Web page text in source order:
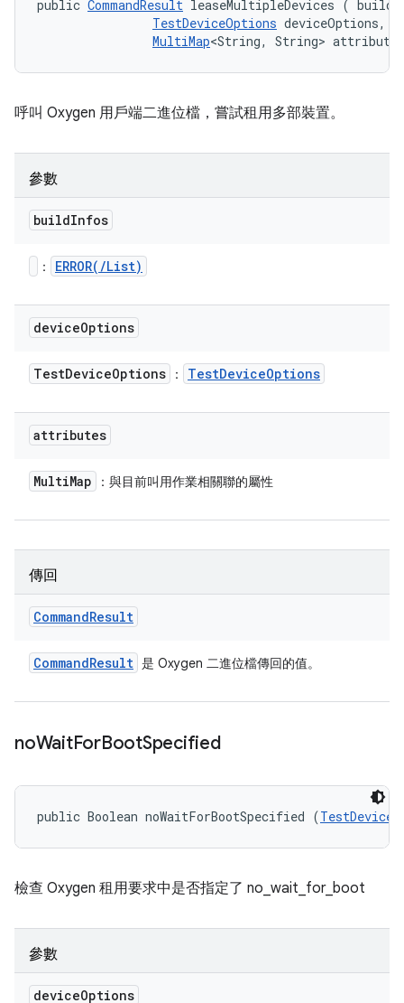
public CommandResult leaseMultipleDevices (
TestDeviceOptions deviceOptions,
MultiMap<String, String>
呼叫 Oxygen 用戶端二進位檔，嘗試租用多部裝置。
參數
buildInfos
： ERROR( /List)
deviceOptions
TestDeviceOptions ： TestDeviceOptions
attributes
MultiMap ：與目前叫用作業相關聯的屬性
傳回
CommandResult
CommandResult 是 Oxygen 二進位檔傳回的值。
noWaitForBootSpecified
public Boolean noWaitForBootSpecified (
檢查 Oxygen 租用要求中是否指定了 no_wait_for_boot
參數
deviceOptions